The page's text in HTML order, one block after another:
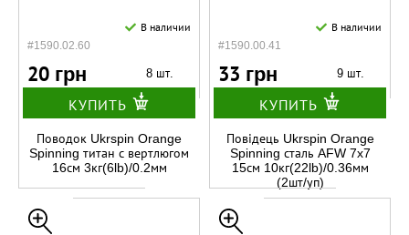
#1590.02.60
В наличии
20 грн 8 шт.
КУПИТЬ
Поводок Ukrspin Orange
Spinning титан с вертлюгом
16см 3кг(6lb)/0.2мм
#1590.00.41
В наличии
33 грн 9 шт.
КУПИТЬ
Повідець Ukrspin Orange
Spinning сталь AFW 7x7
15см 10кг(22lb)/0.36мм
(2шт/уп)